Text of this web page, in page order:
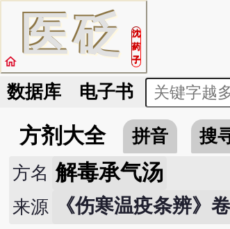
医砭
沈
药
子
home
数据库 电子书
方剂大全 拼音 搜
方名 解毒承气汤
来源 《伤寒温疫条辨》